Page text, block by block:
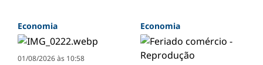
Economia
01/08/2026 às 10:58
Economia